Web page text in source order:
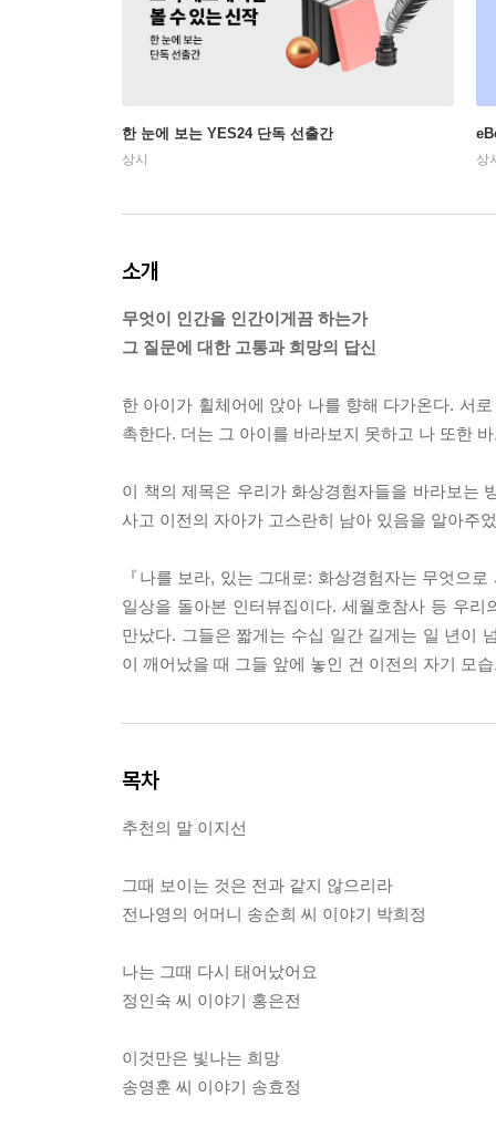
한 눈에 보는 YES24 단독 선출간
상시 상
소개
무엇이 인간을 인간이게끔 하는가
그 질문에 대한 고통과 희망의 답신
한 아이가 휠체어에 앉아 나를 향해 다가온다. 서
촉한다. 더는 그 아이를 바라보지 못하고 나 또한
이 책의 제목은 우리가 화상경험자들을 바라보는
사고 이전의 자아가 고스란히 남아 있음을 알아주
『나를 보라, 있는 그대로: 화상경험자는 무엇으
일상을 돌아본 인터뷰집이다. 세월호참사 등 우
만났다. 그들은 짧게는 수십 일간 길게는 일 년이
이 깨어났을 때 그들 앞에 놓인 건 이전의 자기 모
목차
추천의 말 이지선
그때 보이는 것은 전과 같지 않으리라
전나영의 어머니 송순희 씨 이야기 박희정
나는 그때 다시 태어났어요
정인숙 씨 이야기 홍은전
이것만은 빛나는 희망
송영훈 씨 이야기 송효정